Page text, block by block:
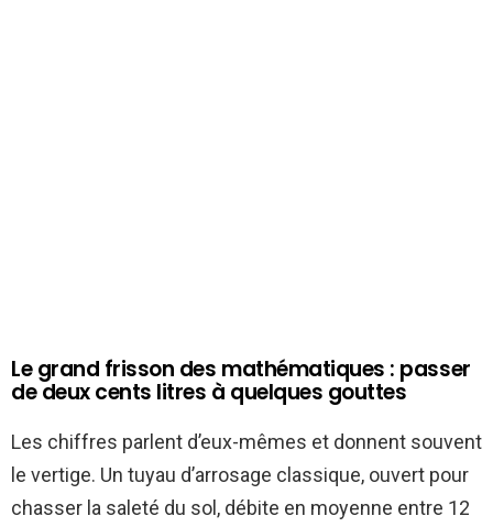
Le grand frisson des mathématiques : passer
de deux cents litres à quelques gouttes
Les chiffres parlent d’eux-mêmes et donnent souvent
le vertige. Un tuyau d’arrosage classique, ouvert pour
chasser la saleté du sol, débite en moyenne entre 12